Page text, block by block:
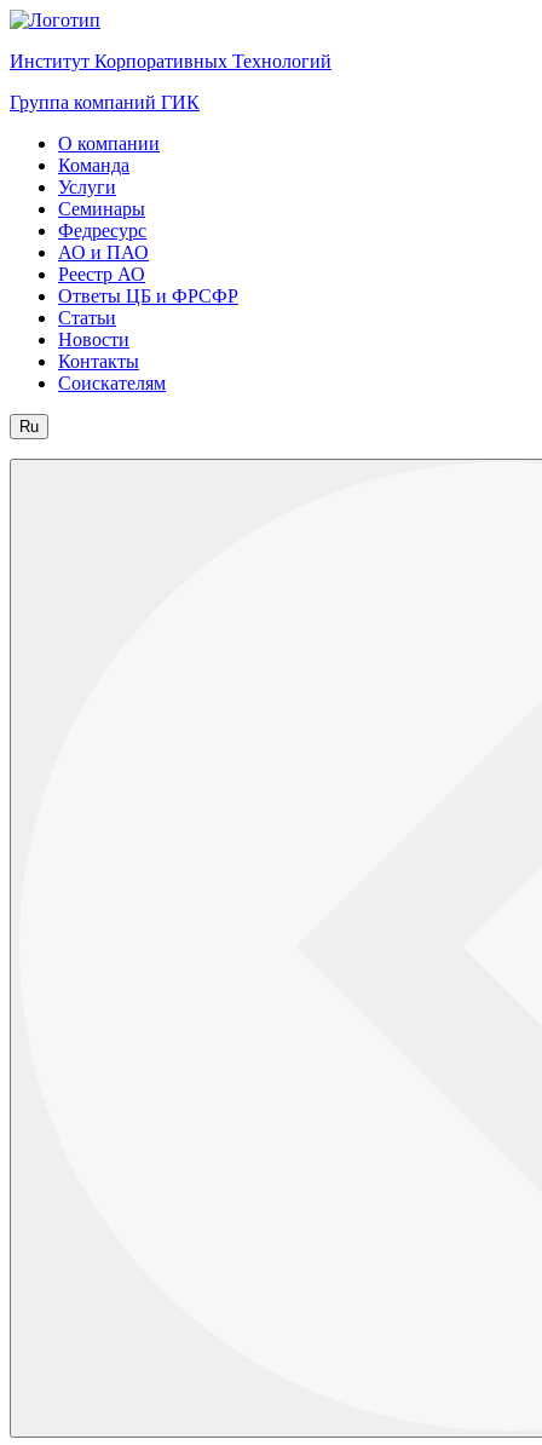
Институт Корпоративных Технологий
Группа компаний ГИК
О компании
Команда
Услуги
Семинары
Федресурс
АО и ПАО
Реестр АО
Ответы ЦБ и ФРСФР
Статьи
Новости
Контакты
Соискателям
Ru